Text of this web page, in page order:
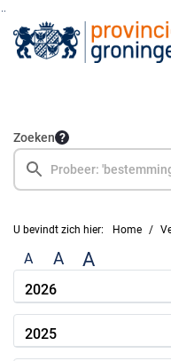
Ga naar de inhoud van deze pagina
Ga naar het zoeken
Ga naar het menu
Zoeken
U bevindt zich hier: Home
A A A
2026
2025